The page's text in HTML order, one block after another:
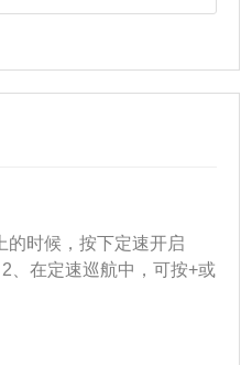
的时候，按下定速开启
、在定速巡航中，可按+或
定速巡航就关闭了。按
种装置，就算在高速公路